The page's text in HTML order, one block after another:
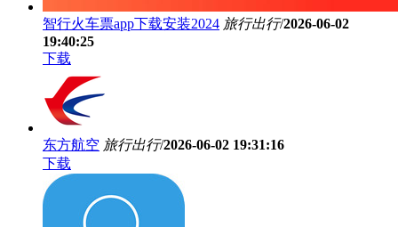
智行火车票app下载安装2024 旅行出行/2026-06-02
19:40:25
下载
东方航空 旅行出行/2026-06-02 19:31:16
下载